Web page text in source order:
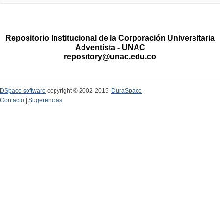
Repositorio Institucional de la Corporación Universitaria
Adventista - UNAC
repository@unac.edu.co
DSpace software copyright © 2002-2015
DuraSpace
Contacto
Sugerencias